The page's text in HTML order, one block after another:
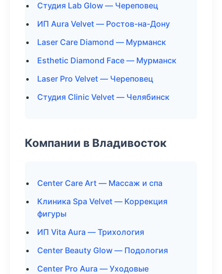
Студия Lab Glow — Череповец
ИП Aura Velvet — Ростов-на-Дону
Laser Care Diamond — Мурманск
Esthetic Diamond Face — Мурманск
Laser Pro Velvet — Череповец
Студия Clinic Velvet — Челябинск
Компании в Владивосток
Center Care Art — Массаж и спа
Клиника Spa Velvet — Коррекция
фигуры
ИП Vita Aura — Трихология
Center Beauty Glow — Подология
Center Pro Aura — Уходовые